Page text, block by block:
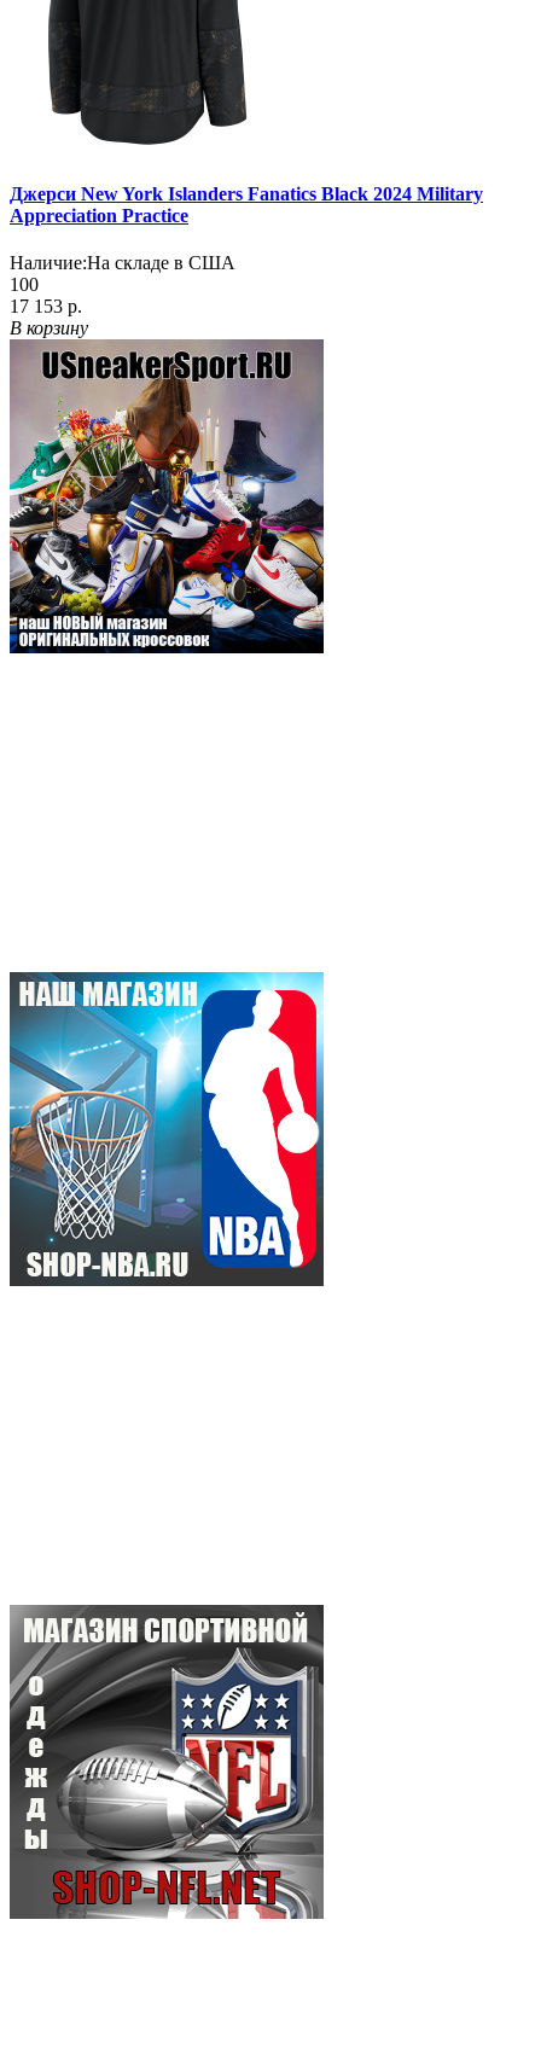
Джерси New York Islanders Fanatics Black 2024 Military
Appreciation Practice
Наличие:На складе в США
100
17 153 р.
В корзину